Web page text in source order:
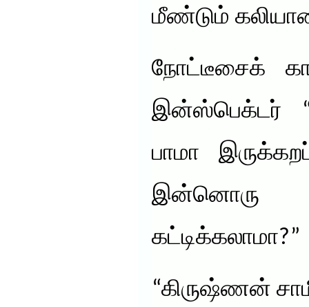
மீண்டும்
நோட்டீசைக்
இன்ஸ்பெக்டர்
பாமா
கட்டிக்கலாமா?”
“கிருஷ்ணன்